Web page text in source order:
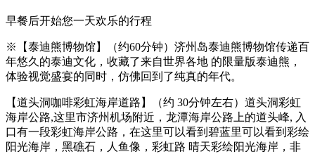
早餐后开始您一天欢乐的行程
※【泰迪熊博物馆】（约60分钟）济州岛泰迪熊博物馆传递百
年悠久的泰迪文化，收藏了来自世界各地 的限量版泰迪熊，
体验视觉盛宴的同时，仿佛回到了纯真的年代。
【道头洞咖啡彩虹海岸道路】（约 30分钟左右）道头洞彩虹
海岸公路,这里市济州机场附近，龙潭海岸公路上的道头峰, 入
口有一段彩虹海岸公路，在这里可以看到碧蓝里可以看到彩绘
阳光海岸，黑礁石，人鱼像，彩虹路 晴天彩绘阳光海岸，非